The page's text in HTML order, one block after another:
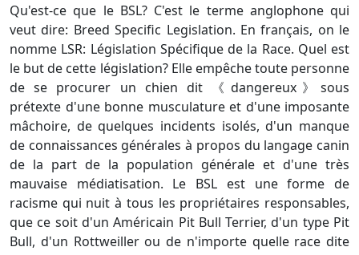
Qu'est-ce que le BSL? C'est le terme anglophone qui
veut dire: Breed Specific Legislation. En français, on le
nomme LSR: Législation Spécifique de la Race. Quel est
le but de cette législation? Elle empêche toute personne
de se procurer un chien dit 《dangereux》sous
prétexte d'une bonne musculature et d'une imposante
mâchoire, de quelques incidents isolés, d'un manque
de connaissances générales à propos du langage canin
de la part de la population générale et d'une très
mauvaise médiatisation. Le BSL est une forme de
racisme qui nuit à tous les propriétaires responsables,
que ce soit d'un Américain Pit Bull Terrier, d'un type Pit
Bull, d'un Rottweiller ou de n'importe quelle race dite